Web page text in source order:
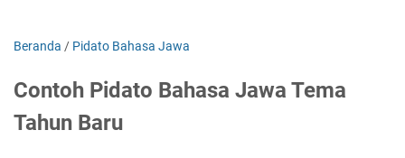
Beranda / Pidato Bahasa Jawa
Contoh Pidato Bahasa Jawa Tema
Tahun Baru